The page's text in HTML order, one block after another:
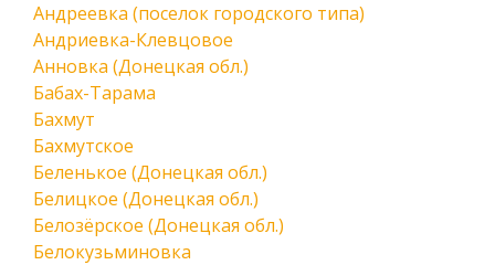
Андреевка (поселок городского типа)
Андриевка-Клевцовое
Анновка (Донецкая обл.)
Бабах-Тарама
Бахмут
Бахмутское
Беленькое (Донецкая обл.)
Белицкое (Донецкая обл.)
Белозёрское (Донецкая обл.)
Белокузьминовка